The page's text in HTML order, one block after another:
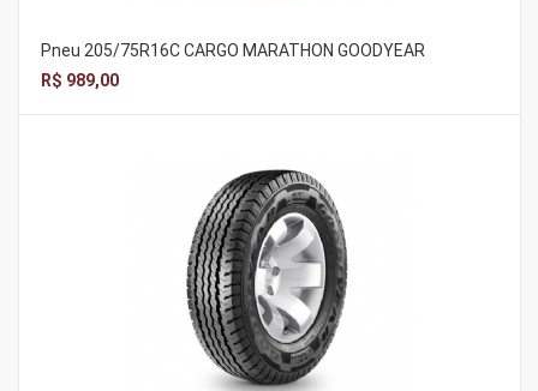
Pneu 205/75R16C CARGO MARATHON GOODYEAR
R$ 989,00